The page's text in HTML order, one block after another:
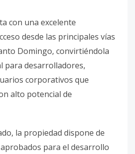
con una excelente
desde las principales vías
Domingo, convirtiéndola
para desarrolladores,
corporativos que
alto potencial de
la propiedad dispone de
para el desarrollo